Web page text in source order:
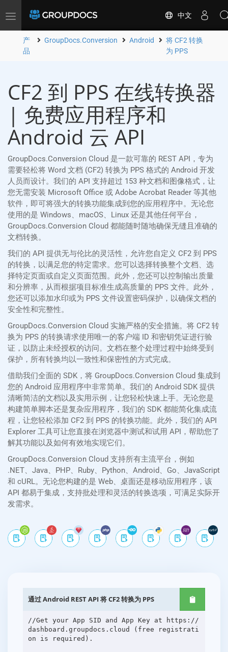
Toggle
中文
产
品
GroupDocs.Conversion Android
将 CF2 转换
为 PPS
CF2 到 PPS 在线转换器
| 免费应用程序和
Android 云 API
GroupDocs.Conversion Cloud 是一款可靠的 REST API，专为
需要轻松将 Word 文档 (CF2) 转换为 PPS 格式的 Android 开发
人员而设计。我们的 API 支持超过 153 种文档和图像格式，让
您无需安装 Microsoft Office 或 Adobe Acrobat Reader 等其他
软件，即可将强大的转换功能集成到您的应用程序中。无论您
使用的是 Windows、macOS、Linux 还是其他任何平台，
GroupDocs.Conversion Cloud 都能随时随地确保无缝且准确的
文档转换。
我们的 API 提供无与伦比的灵活性，允许您自定义 CF2 到 PPS
的转换，以满足您的特定需求。您可以选择转换整个文档、选
择特定页面或自定义页面范围。此外，您还可以控制输出质量
和分辨率，从而根据项目标准生成高质量的 PPS 文件。此外，
您还可以添加水印或为 PPS 文件设置密码保护，以确保文档的
安全性和完整性。
GroupDocs.Conversion Cloud 实施严格的安全措施。将 CF2 转
换为 PPS 的转换请求使用唯一的客户端 ID 和密钥凭证进行验
证，以防止未经授权的访问。文档在整个处理过程中始终受到
保护，所有转换均以一致性和保密性的方式完成。
借助我们全面的 SDK，将 GroupDocs.Conversion Cloud 集成到
您的 Android 应用程序中非常简单。我们的 Android SDK 提供
清晰简洁的文档以及实用示例，让您轻松快速上手。无论您是
构建简单脚本还是复杂应用程序，我们的 SDK 都能简化集成流
程，让您轻松添加 CF2 到 PPS 的转换功能。此外，我们的 API
Explorer 工具可让您直接在浏览器中测试和试用 API，帮助您了
解其功能以及如何有效地实现它们。
GroupDocs.Conversion Cloud 支持所有主流平台，例如
.NET、Java、PHP、Ruby、Python、Android、Go、JavaScript
和 cURL。无论您构建的是 Web、桌面还是移动应用程序，该
API 都易于集成，支持批处理和灵活的转换选项，可满足实际开
发需求。
通过 Android REST API 将 CF2 转换为 PPS
//Get your App SID and App Key at https://
dashboard.groupdocs.cloud (free registrati
on is required).